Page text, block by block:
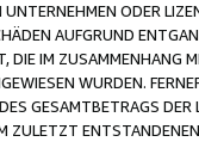
ODER
AUFGRUND
DIE IM ZUSAMMENHANG
WURDEN.
GESAMTBETRAGS
ZULETZT